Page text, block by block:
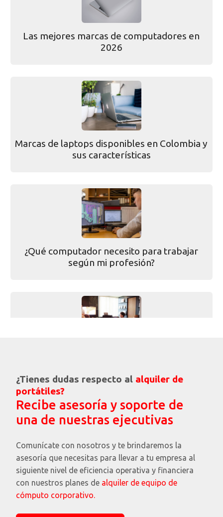
Las mejores marcas de computadores en
2026
Marcas de laptops disponibles en Colombia y
sus características
¿Qué computador necesito para trabajar
según mi profesión?
Características de las portátiles Dell que más
valoran los consumidores
¿Tienes dudas respecto al alquiler de
portátiles?
Recibe asesoría y soporte de
una de nuestras ejecutivas
Comunícate con nosotros y te brindaremos la
asesoría que necesitas para llevar a tu empresa al
siguiente nivel de eficiencia operativa y financiera
con nuestros planes de alquiler de equipo de
cómputo corporativo.